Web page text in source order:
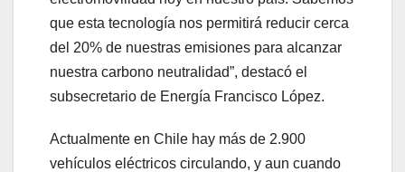
que esta tecnología nos permitirá reducir cerca
del 20% de nuestras emisiones para alcanzar
nuestra carbono neutralidad”, destacó el
subsecretario de Energía Francisco López.
Actualmente en Chile hay más de 2.900
vehículos eléctricos circulando, y aun cuando